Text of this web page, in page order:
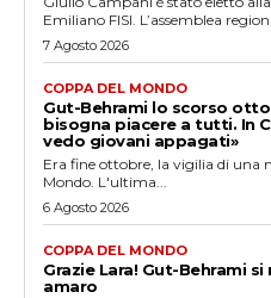
Emiliano FISI. L’assemblea
7 Agosto 2026
COPPA DEL MONDO
Gut-Behrami lo scorso
bisogna piacere a tutti. In
vedo giovani appagati»
Era fine ottobre, la vigilia di una
Mondo. L'ultima...
6 Agosto 2026
COPPA DEL MONDO
Grazie Lara! Gut-Behrami
amaro